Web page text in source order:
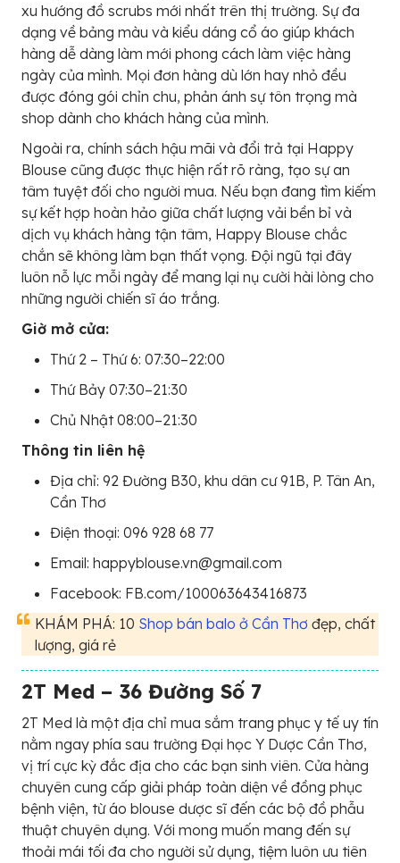
xu hướng đồ scrubs mới nhất trên thị trường. Sự đa
dạng về bảng màu và kiểu dáng cổ áo giúp khách
hàng dễ dàng làm mới phong cách làm việc hàng
ngày của mình. Mọi đơn hàng dù lớn hay nhỏ đều
được đóng gói chỉn chu, phản ánh sự tôn trọng mà
shop dành cho khách hàng của mình.
Ngoài ra, chính sách hậu mãi và đổi trả tại Happy
Blouse cũng được thực hiện rất rõ ràng, tạo sự an
tâm tuyệt đối cho người mua. Nếu bạn đang tìm kiếm
sự kết hợp hoàn hảo giữa chất lượng vải bền bỉ và
dịch vụ khách hàng tận tâm, Happy Blouse chắc
chắn sẽ không làm bạn thất vọng. Đội ngũ tại đây
luôn nỗ lực mỗi ngày để mang lại nụ cười hài lòng cho
những người chiến sĩ áo trắng.
Giờ mở cửa:
Thứ 2 – Thứ 6: 07:30–22:00
Thứ Bảy 07:30–21:30
Chủ Nhật 08:00–21:30
Thông tin liên hệ
Địa chỉ: 92 Đường B30, khu dân cư 91B, P. Tân An,
Cần Thơ
Điện thoại: 096 928 68 77
Email: happyblouse.vn@gmail.com
Facebook: FB.com/100063643416873
KHÁM PHÁ: 10 Shop bán balo ở Cần Thơ đẹp, chất
lượng, giá rẻ
2T Med – 36 Đường Số 7
2T Med là một địa chỉ mua sắm trang phục y tế uy tín
nằm ngay phía sau trường Đại học Y Dược Cần Thơ,
vị trí cực kỳ đắc địa cho các bạn sinh viên. Cửa hàng
chuyên cung cấp giải pháp toàn diện về đồng phục
bệnh viện, từ áo blouse dược sĩ đến các bộ đồ phẫu
thuật chuyên dụng. Với mong muốn mang đến sự
thoải mái tối đa cho người sử dụng, tiệm luôn ưu tiên